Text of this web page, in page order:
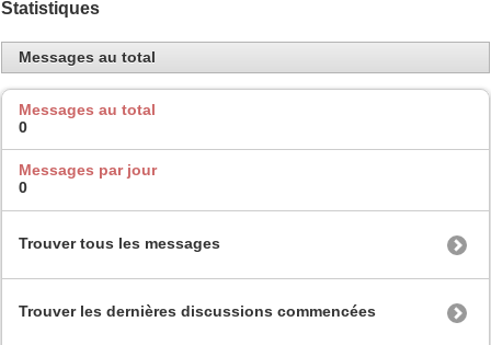
Statistiques
Messages au total
Messages au total
0
Messages par jour
0
Trouver tous les messages
Trouver les dernières discussions commencées